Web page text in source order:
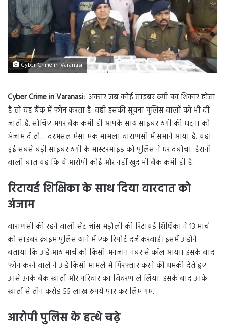
Cyber Crime in Varanasi
Cyber Crime in Varanasi: अक्सर जब कोई साइबर ठगी का शिकार होता
है तो वह बैंक में फोन करता है. वहीं इसकी सूचना पुलिस वालों को भी दी
जाती है. सोचिए अगर बैंक कर्मी ही आपके साथ साइबर ठगी की घटना को
अंजाम दें तो… दरअसल ऐसा एक मामला वाराणसी में समाने आया है. यहां
हुई सबसे बड़ी साइबर ठगी के मास्टरमाइंड को पुलिस ने धर दबोचा. हैरानी
वाली बात यह कि ये आरोपी कोई और नहीं खुद भी बैंक कर्मी ही हैं.
रिटायर्ड शिक्षिका के साथ दिया वारदात को
अंजाम
वाराणसी की रहने वाली सेंट जांस मड़ौली की रिटायर्ड शिक्षिका ने 13 मार्च
को साइबर क्राइम पुलिस थाने में एक रिपोर्ट दर्ज करवाई। इसमें उन्होंने
बताया कि उन्हें आठ मार्च को किसी अनजान नंबर से कॉल आया। इसके बाद
फोन करने वाले ने उन्हे किसी मामले में गिरफ्तार करने की धमकी देते हुए
उनसे उनके बैंक खातों और परिवार का विवरण ले लिया. इसके बाद उनके
खातों से तीन करोड़ 55 लाख रुपये पार कर लिए गए.
आरोपी पुलिस के हत्थे चढ़े